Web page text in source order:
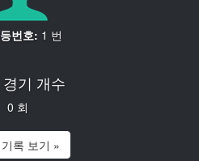
번호: 1 번
기 개수
0 회
록 보기 »